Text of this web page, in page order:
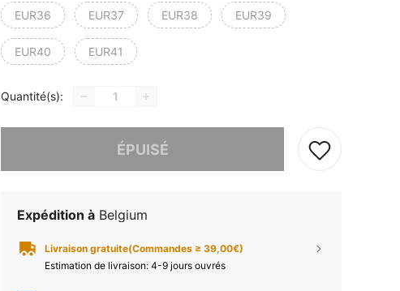
EUR36 EUR37 EUR38 EUR39
EUR40 EUR41
Quantité(s):
ÉPUISÉ
Expédition à Belgium
Livraison gratuite(Commandes ≥ 39,00€)
Estimation de livraison: 4-9 jours ouvrés